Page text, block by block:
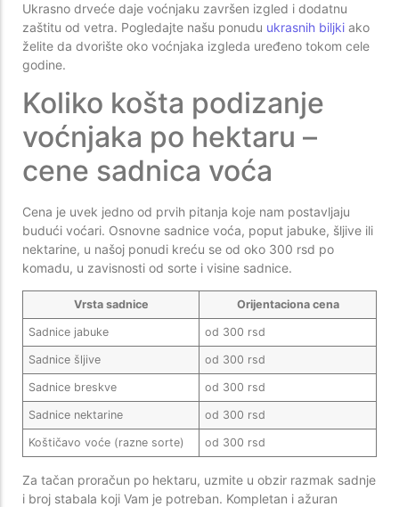
Ukrasno drveće daje voćnjaku završen izgled i dodatnu
zaštitu od vetra. Pogledajte našu ponudu ukrasnih biljki ako
želite da dvorište oko voćnjaka izgleda uređeno tokom cele
godine.
Koliko košta podizanje
voćnjaka po hektaru –
cene sadnica voća
Cena je uvek jedno od prvih pitanja koje nam postavljaju
budući voćari. Osnovne sadnice voća, poput jabuke, šljive ili
nektarine, u našoj ponudi kreću se od oko 300 rsd po
komadu, u zavisnosti od sorte i visine sadnice.
Vrsta sadnice Orijentaciona cena
Sadnice jabuke od 300 rsd
Sadnice šljive od 300 rsd
Sadnice breskve od 300 rsd
Sadnice nektarine od 300 rsd
Koštičavo voće (razne sorte) od 300 rsd
Za tačan proračun po hektaru, uzmite u obzir razmak sadnje
i broj stabala koji Vam je potreban. Kompletan i ažuran